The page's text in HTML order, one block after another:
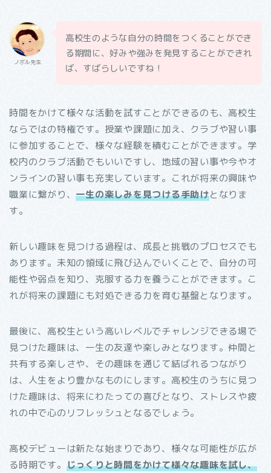
ノボル先生
高校生のような自分の時間をつくることができ
る期間に、好みや強みを発見することができれ
ば、すばらしいですね！
時間をかけて様々な活動を試すことができるのも、高校生
ならではの特権です。授業や課題に加え、クラブや習い事
に参加することで、様々な経験を積むことができます。学
校内のクラブ活動でもいいですし、地域の習い事や今やオ
ンラインの習い事も充実しています。これが将来の興味や
職業に繋がり、一生の楽しみを見つける手助けとなりま
す。
新しい趣味を見つける過程は、成長と挑戦のプロセスでも
あります。未知の領域に飛び込んでいくことで、自分の可
能性や弱点を知り、克服する力を養うことができます。こ
れが将来の課題にも対処できる力を育む基盤となります。
最後に、高校生という高いレベルでチャレンジできる場で
見つけた趣味は、一生の友達や楽しみとなります。仲間と
共有する楽しさや、その趣味を通じて結ばれるつながり
は、人生をより豊かなものにします。高校生のうちに見つ
けた趣味は、将来にわたっての喜びとなり、ストレスや疲
れの中で心のリフレッシュとなるでしょう。
高校デビューは新たな始まりであり、様々な可能性が広が
る時期です。 じっくりと時間をかけて様々な趣味を試し、